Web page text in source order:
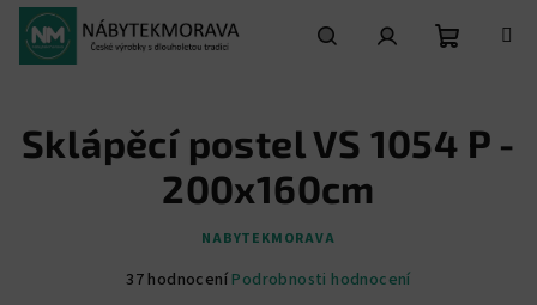
Přejít
obsah
košík
Sklápěcí postel VS 1054 P -
200x160cm
NABYTEKMORAVA
Průměrné
37 hodnocení Podrobnosti hodnocení